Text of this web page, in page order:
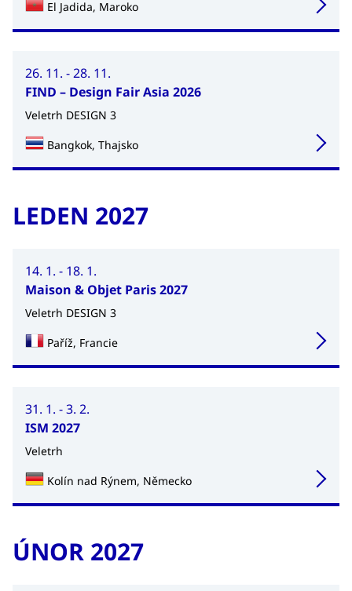
El Jadida, Maroko
26. 11. - 28. 11.
FIND – Design Fair Asia 2026
Veletrh DESIGN 3
Bangkok, Thajsko
LEDEN 2027
14. 1. - 18. 1.
Maison & Objet Paris 2027
Veletrh DESIGN 3
Paříž, Francie
31. 1. - 3. 2.
ISM 2027
Veletrh
Kolín nad Rýnem, Německo
ÚNOR 2027